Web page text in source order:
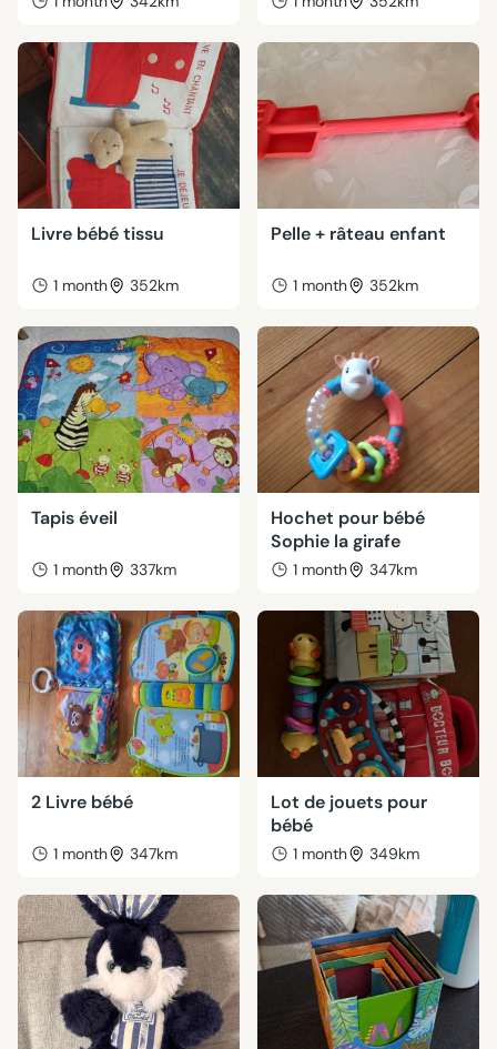
Livre bébé tissu
1 month 352km
Pelle + râteau enfant
1 month 352km
Tapis éveil
1 month 337km
Hochet pour bébé
Sophie la girafe
1 month 347km
2 Livre bébé
1 month 347km
Lot de jouets pour
bébé
1 month 349km